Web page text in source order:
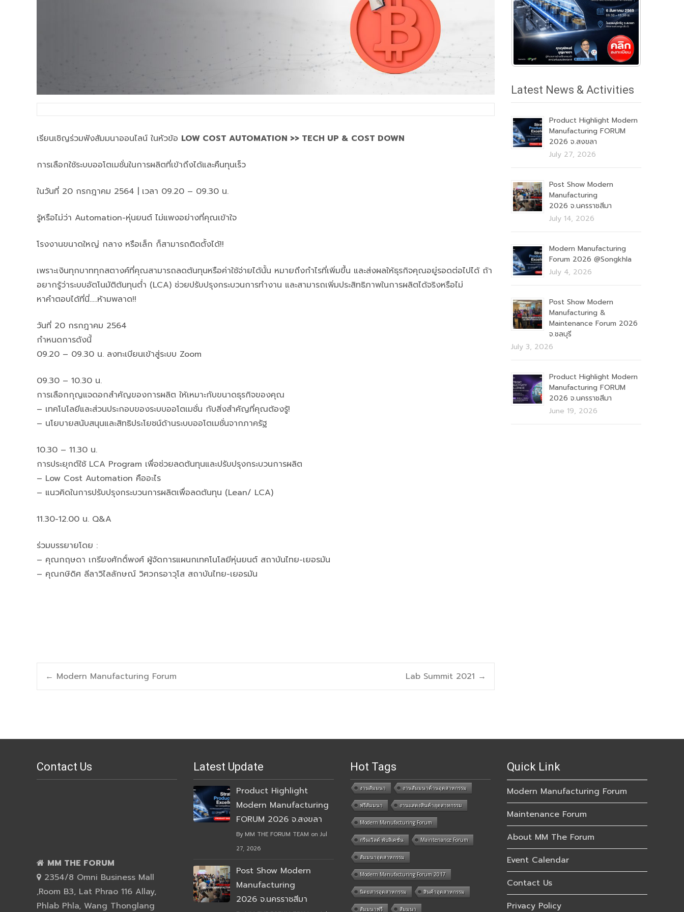
เรียนเชิญร่วมฟังสัมมนาออนไลน์ ในหัวข้อ LOW COST AUTOMATION >> TECH UP & COST DOWN
การเลือกใช้ระบบออโตเมชั่นในการผลิตที่เข้าถึงได้และคืนทุนเร็ว
ในวันที่ 20 กรกฎาคม 2564 | เวลา 09.20 – 09.30 น.
รู้หรือไม่ว่า Automation-หุ่นยนต์ ไม่แพงอย่างที่คุณเข้าใจ
โรงงานขนาดใหญ่ กลาง หรือเล็ก ก็สามารถติดตั้งได้!!
เพราะเงินทุกบาททุกสตางค์ที่คุณสามารถลดต้นทุนหรือค่าใช้จ่ายได้นั้น หมายถึงกำไรที่เพิ่มขึ้น และส่งผลให้ธุรกิจคุณอยู่รอดต่อไปได้ ถ้า
อยากรู้ว่าระบบอัตโนมัติต้นทุนต่ำ (LCA) ช่วยปรับปรุงกระบวนการทำงาน และสามารถเพิ่มประสิทธิภาพในการผลิตได้จริงหรือไม่
หาคำตอบได้ที่นี่…..ห้ามพลาด!!
วันที่ 20 กรกฎาคม 2564
กำหนดการดังนี้
09.20 – 09.30 น. ลงทะเบียนเข้าสู่ระบบ Zoom
09.30 – 10.30 น.
การเลือกกุญแจดอกสำคัญของการผลิต ให้เหมาะกับขนาดธุรกิจของคุณ
– เทคโนโลยีและส่วนประกอบของระบบออโตเมชั่น กับสิ่งสำคัญที่คุณต้องรู้!
– นโยบายสนับสนุนและสิทธิประโยชน์ด้านระบบออโตเมชั่นจากภาครัฐ
10.30 – 11.30 น.
การประยุกต์ใช้ LCA Program เพื่อช่วยลดต้นทุนและปรับปรุงกระบวนการผลิต
– Low Cost Automation คืออะไร
– แนวคิดในการปรับปรุงกระบวนการผลิตเพื่อลดต้นทุน (Lean/ LCA)
11.30-12.00 น. Q&A
ร่วมบรรยายโดย :
– คุณกฤษดา เกรียงศักดิ์พงศ์ ผู้จัดการแผนกเทคโนโลยีหุ่นยนต์ สถาบันไทย-เยอรมัน
– คุณกษิดิศ ลีลาวิไลลักษณ์ วิศวกรอาวุโส สถาบันไทย-เยอรมัน
Post
← Modern Manufacturing Forum Lab Summit 2021 →
Latest News & Activities
Product Highlight Modern
Manufacturing FORUM
2026 จ.สงขลา
July 27, 2026
Post Show Modern
Manufacturing
2026 จ.นครราชสีมา
July 14, 2026
Modern Manufacturing
Forum 2026 @Songkhla
July 4, 2026
Post Show Modern
Manufacturing &
Maintenance Forum 2026
จ.ชลบุรี
July 3, 2026
Product Highlight Modern
Manufacturing FORUM
2026 จ.นครราชสีมา
June 19, 2026
Contact Us
MM THE FORUM
2354/8 Omni Business Mall
,Room B3, Lat Phrao 116 Allay,
Phlab Phla, Wang Thonglang
Latest Update
Product Highlight
Modern Manufacturing
FORUM 2026 จ.สงขลา
By MM THE FORUM TEAM on Jul
27, 2026
Post Show Modern
Manufacturing
2026 จ.นครราชสีมา
Hot Tags
งานสัมมนา งานสัมมนาด้านอุตสาหกรรม
ฟรีสัมมนา งานแสดงสินค้าอุตสาหกรรม
Modern Manufacturing Forum
กรีนเวิลด์ พับลิเคชั่น Maintenance Forum
สัมมนาอุตสาหกรรม
Modern Manufacturing Forum 2017
นิตยสารอุตสาหกรรม สินค้าอุตสาหกรรม
สัมมนาฟรี สัมมนา
Quick Link
Modern Manufacturing Forum
Maintenance Forum
About MM The Forum
Event Calendar
Contact Us
Privacy Policy